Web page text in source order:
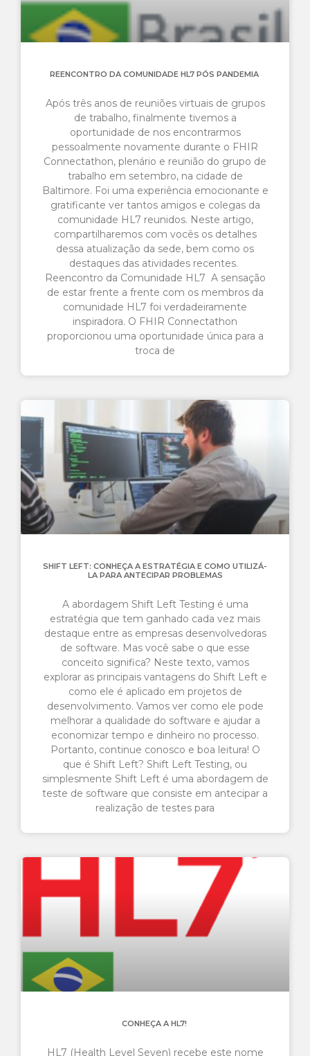
REENCONTRO DA COMUNIDADE HL7 PÓS PANDEMIA
Após três anos de reuniões virtuais de grupos
de trabalho, finalmente tivemos a
oportunidade de nos encontrarmos
pessoalmente novamente durante o FHIR
Connectathon, plenário e reunião do grupo de
trabalho em setembro, na cidade de
Baltimore. Foi uma experiência emocionante e
gratificante ver tantos amigos e colegas da
comunidade HL7 reunidos. Neste artigo,
compartilharemos com vocês os detalhes
dessa atualização da sede, bem como os
destaques das atividades recentes.
Reencontro da Comunidade HL7 A sensação
de estar frente a frente com os membros da
comunidade HL7 foi verdadeiramente
inspiradora. O FHIR Connectathon
proporcionou uma oportunidade única para a
troca de
SHIFT LEFT: CONHEÇA A ESTRATÉGIA E COMO UTILIZÁ-
LA PARA ANTECIPAR PROBLEMAS
A abordagem Shift Left Testing é uma
estratégia que tem ganhado cada vez mais
destaque entre as empresas desenvolvedoras
de software. Mas você sabe o que esse
conceito significa? Neste texto, vamos
explorar as principais vantagens do Shift Left e
como ele é aplicado em projetos de
desenvolvimento. Vamos ver como ele pode
melhorar a qualidade do software e ajudar a
economizar tempo e dinheiro no processo.
Portanto, continue conosco e boa leitura! O
que é Shift Left? Shift Left Testing, ou
simplesmente Shift Left é uma abordagem de
teste de software que consiste em antecipar a
realização de testes para
CONHEÇA A HL7!
HL7 (Health Level Seven) recebe este nome